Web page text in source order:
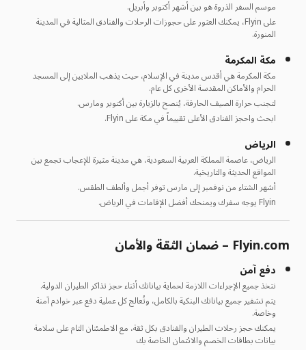
موسم السفر الذروة هو بين أشهر أكتوبر وأبريل.
على Flyin، يمكنك العثور على حجوزات الرحلات والفنادق المثالية في المدينة
المنورة.
مكة المكرمة
مكة المكرمة هي أقدس مدينة في الإسلام، حيث يذهب الملايين إلى المسجد
الحرام والأماكن المقدسة الأخرى كل عام.
لتجنب حرارة الصيف الحارقة، يُنصح بالزيارة بين أكتوبر ومارس.
ابحث واحجز الفنادق الأعلى تقييماً في مكة على Flyin.
الرياض
الرياض، عاصمة المملكة العربية السعودية، هي مدينة مثيرة للإعجاب تجمع بين
المواقع الحديثة والتاريخية.
أشهر الشتاء من نوفمبر إلى مارس توفر أجمل وألطف الطقس.
Flyin يوجه سفرك ويمنحك أفضل الإقامات في الرياض.
Flyin.com – ضمان الثقة والأمان
دفع آمن
نتخذ جميع الإجراءات اللازمة لحماية بياناتك أثناء حجز تذاكر الطيران الدولية.
يتم تشفير جميع بياناتك البنكية بالكامل، وتُعالج كل عملية دفع عبر خوادم آمنة
وخاصة.
يمكنك حجز رحلات الطيران والفنادق بكل ثقة، مع الاطمئنان التام على سلامة
بيانات بطاقات الخصم والائتمان الخاصة بك